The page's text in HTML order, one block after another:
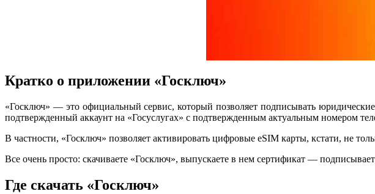
Кратко о приложении «Госключ»
«Госключ» — это официальный сервис, который позволяет подписывать
подтвержденный аккаунт на «Госуслугах» с подтвержденным актуальным номером
В частности, «Госключ» позволяет активировать цифровые eSIM карты, кстати, не
Все очень просто: скачиваете «Госключ», выпускаете в нем сертификат —
Где скачать «Госключ»